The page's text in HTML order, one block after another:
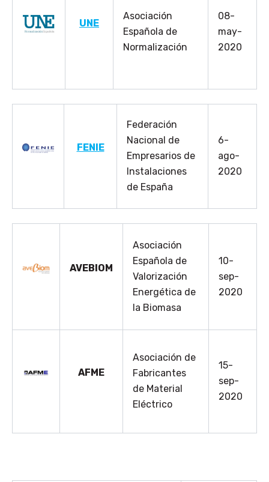
UNE
Asociación
Española de
Normalización
08-
may-
2020
FENIE
Federación
Nacional de
Empresarios de
Instalaciones
de España
6-
ago-
2020
AVEBIOM
Asociación
Española de
Valorización
Energética de
la Biomasa
10-
sep-
2020
AFME
Asociación de
Fabricantes
de Material
Eléctrico
15-
sep-
2020